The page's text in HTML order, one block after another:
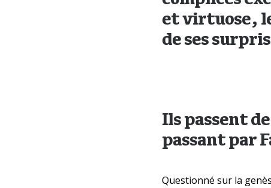
et virtuose,
de ses
Ils passent
passant par
Questionné sur la